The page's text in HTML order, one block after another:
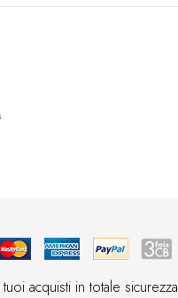
tuoi acquisti in totale sicurezza